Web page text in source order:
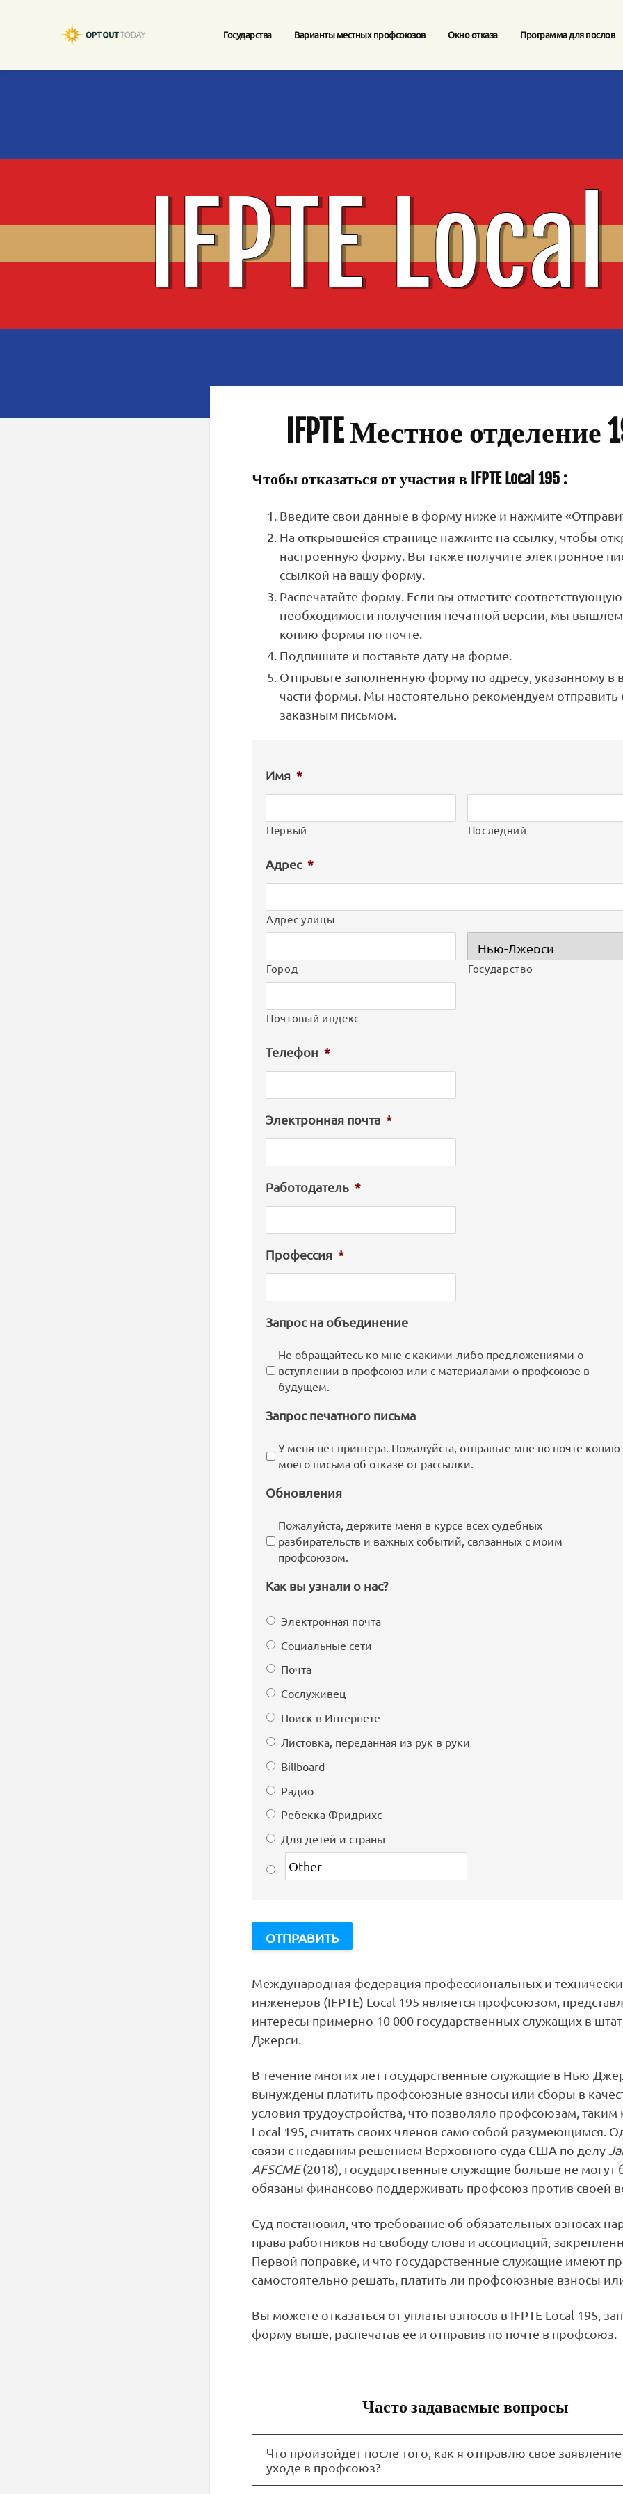
Государства Варианты местных профсоюзов Окно отказа Программа для послов
IFPTE Местное отделение
Чтобы отказаться от участия в IFPTE Local 195 :
Введите свои данные в форму ниже и нажмите
На открывшейся странице нажмите на ссылку, чтобы
настроенную форму. Вы также получите электронное
ссылкой на вашу форму.
Распечатайте форму. Если вы отметите
необходимости получения печатной версии, мы
копию формы по почте.
Подпишите и поставьте дату на форме.
Отправьте заполненную форму по адресу, указанному в
части формы. Мы настоятельно рекомендуем отправить
заказным письмом.
Имя *
Первый Последний
Адрес *
Адрес улицы
Город Государство
Почтовый индекс
Телефон *
Электронная почта *
Работодатель *
Профессия *
Запрос на объединение
Не обращайтесь ко мне с какими-либо предложениями о
вступлении в профсоюз или с материалами о профсоюзе в
будущем.
Запрос печатного письма
У меня нет принтера. Пожалуйста, отправьте мне по почте копию
моего письма об отказе от рассылки.
Обновления
Пожалуйста, держите меня в курсе всех судебных
разбирательств и важных событий, связанных с моим
профсоюзом.
Как вы узнали о нас?
Электронная почта
Социальные сети
Почта
Сослуживец
Поиск в Интернете
Листовка, переданная из рук в руки
Billboard
Радио
Ребекка Фридрихс
Для детей и страны
Международная федерация профессиональных и
инженеров (IFPTE) Local 195 является профсоюзом,
интересы примерно 10 000 государственных служащих в
Джерси.
В течение многих лет государственные служащие в Нью-
вынуждены платить профсоюзные взносы или сборы в
условия трудоустройства, что позволяло профсоюзам, таким
Local 195, считать своих членов само собой разумеющимся.
связи с недавним решением Верховного суда США по делу
AFSCME(2018), государственные служащие больше не могут
обязаны финансово поддерживать профсоюз против своей
Суд постановил, что требование об обязательных взносах
права работников на свободу слова и ассоциаций,
Первой поправке, и что государственные служащие имеют
самостоятельно решать, платить ли профсоюзные взносы
Вы можете отказаться от уплаты взносов в IFPTE Local 195,
форму выше, распечатав ее и отправив по почте в профсоюз.
Часто задаваемые вопросы
Что произойдет после того, как я отправлю свое
уходе в профсоюз?